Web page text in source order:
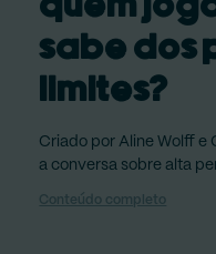
sabe dos
limites?
Criado por Aline Wolff e
a conversa sobre alta
Conteúdo completo